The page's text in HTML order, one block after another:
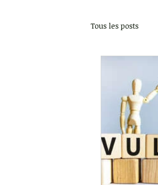
Tous les posts
La Rentrée
Penser à soi